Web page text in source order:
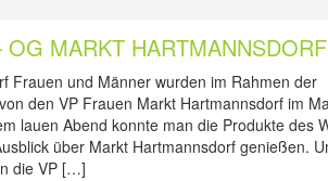
MARKT HARTMANNSDORF
Frauen und Männer wurden im Rahmen der
den VP Frauen Markt Hartmannsdorf im
lauen Abend konnte man die Produkte des
über Markt Hartmannsdorf genießen.
die VP […]